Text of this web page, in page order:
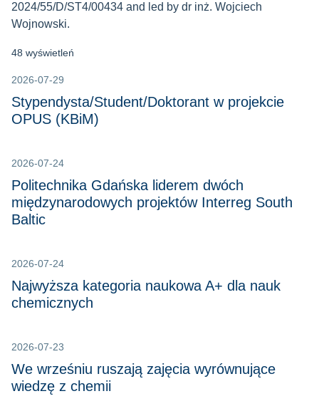
2024/55/D/ST4/00434 and led by dr inż. Wojciech
Wojnowski.
48 wyświetleń
2026-07-29
Stypendysta/Student/Doktorant w projekcie
OPUS (KBiM)
2026-07-24
Politechnika Gdańska liderem dwóch
międzynarodowych projektów Interreg South
Baltic
2026-07-24
Najwyższa kategoria naukowa A+ dla nauk
chemicznych
2026-07-23
We wrześniu ruszają zajęcia wyrównujące
wiedzę z chemii